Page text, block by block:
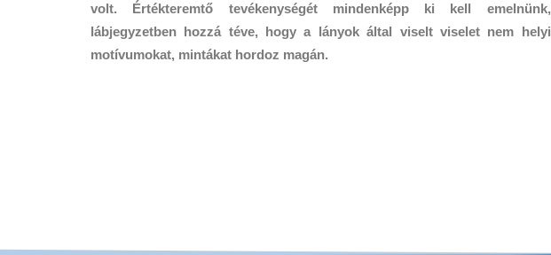
volt. Értékteremtő tevékenységét mindenképp ki kell emelnünk,
lábjegyzetben hozzá téve, hogy a lányok által viselt viselet nem helyi
motívumokat, mintákat hordoz magán.